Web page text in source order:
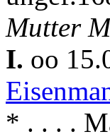
Mutter
I. oo
* . . . .